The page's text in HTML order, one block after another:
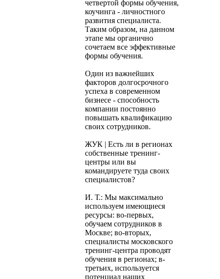
четвертой формы обучения,
коучинга - личностного
развития специалиста.
Таким образом, на данном
этапе мы органично
сочетаем все эффективные
формы обучения.
Один из важнейших
факторов долгосрочного
успеха в современном
бизнесе - способность
компании постоянно
повышать квалификацию
своих сотрудников.
ЖУК | Есть ли в регионах
собственные тренинг-
центры или вы
командируете туда своих
специалистов?
И. Т.: Мы максимально
используем имеющиеся
ресурсы: во-первых,
обучаем сотрудников в
Москве; во-вторых,
специалисты московского
тренинг-центра проводят
обучения в регионах; в-
третьих, используется
потенциал наших